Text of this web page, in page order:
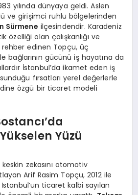
yılında dünyaya geldi. Aslen
ve girişimci ruhlu bölgelerinden
Sürmene ilçesindendir. Karadeniz
özelliği olan çalışkanlığı ve
edinen Topçu, üç
bağlarının gücünü iş hayatına da
İstanbul’da ikamet eden iş
fırsatları yerel değerlerle
özgü bir ticaret modeli
Yüzü
zekasını otomotiv
Arif Rasim Topçu, 2012 ile
İstanbul’un ticaret kalbi sayılan